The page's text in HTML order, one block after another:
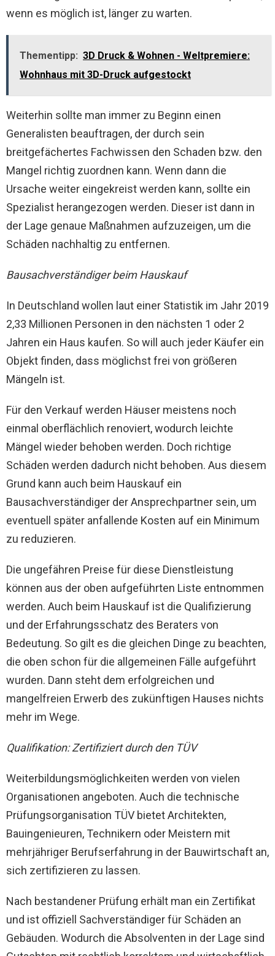
wenn es möglich ist, länger zu warten.
Thementipp: 3D Druck & Wohnen - Weltpremiere:
Wohnhaus mit 3D-Druck aufgestockt
Weiterhin sollte man immer zu Beginn einen
Generalisten beauftragen, der durch sein
breitgefächertes Fachwissen den Schaden bzw. den
Mangel richtig zuordnen kann. Wenn dann die
Ursache weiter eingekreist werden kann, sollte ein
Spezialist herangezogen werden. Dieser ist dann in
der Lage genaue Maßnahmen aufzuzeigen, um die
Schäden nachhaltig zu entfernen.
Bausachverständiger beim Hauskauf
In Deutschland wollen laut einer Statistik im Jahr 2019
2,33 Millionen Personen in den nächsten 1 oder 2
Jahren ein Haus kaufen. So will auch jeder Käufer ein
Objekt finden, dass möglichst frei von größeren
Mängeln ist.
Für den Verkauf werden Häuser meistens noch
einmal oberflächlich renoviert, wodurch leichte
Mängel wieder behoben werden. Doch richtige
Schäden werden dadurch nicht behoben. Aus diesem
Grund kann auch beim Hauskauf ein
Bausachverständiger der Ansprechpartner sein, um
eventuell später anfallende Kosten auf ein Minimum
zu reduzieren.
Die ungefähren Preise für diese Dienstleistung
können aus der oben aufgeführten Liste entnommen
werden. Auch beim Hauskauf ist die Qualifizierung
und der Erfahrungsschatz des Beraters von
Bedeutung. So gilt es die gleichen Dinge zu beachten,
die oben schon für die allgemeinen Fälle aufgeführt
wurden. Dann steht dem erfolgreichen und
mangelfreien Erwerb des zukünftigen Hauses nichts
mehr im Wege.
Qualifikation: Zertifiziert durch den TÜV
Weiterbildungsmöglichkeiten werden von vielen
Organisationen angeboten. Auch die technische
Prüfungsorganisation TÜV bietet Architekten,
Bauingenieuren, Technikern oder Meistern mit
mehrjähriger Berufserfahrung in der Bauwirtschaft an,
sich zertifizieren zu lassen.
Nach bestandener Prüfung erhält man ein Zertifikat
und ist offiziell Sachverständiger für Schäden an
Gebäuden. Wodurch die Absolventen in der Lage sind